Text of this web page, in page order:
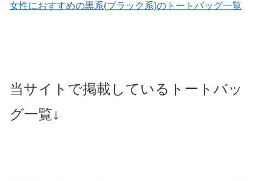
女性におすすめの黒系(ブラック系)のトートバッグ一覧
当サイトで掲載しているトートバッ
グ一覧↓